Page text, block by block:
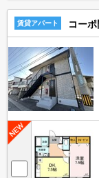
賃貸アパート コーポ